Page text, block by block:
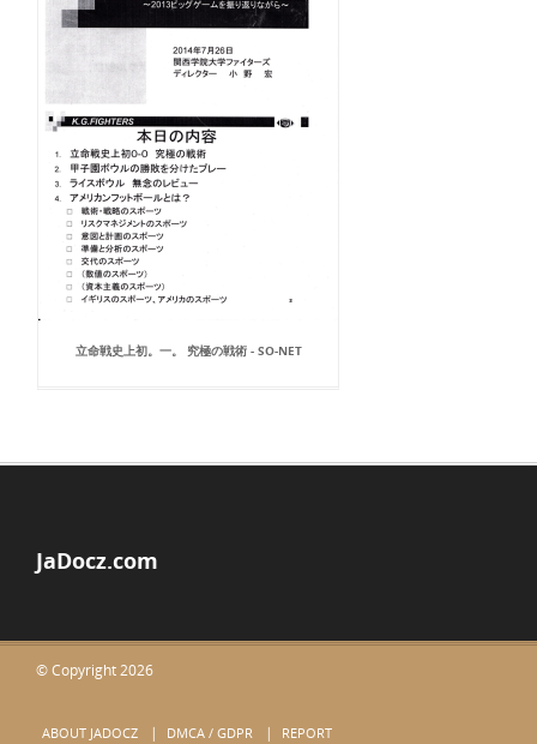
立命戦史上初。一。 究極の戦術 - SO-NET
JaDocz.com
© Copyright 2026
ABOUT JADOCZ DMCA / GDPR REPORT